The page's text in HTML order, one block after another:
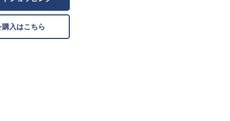
購入はこちら